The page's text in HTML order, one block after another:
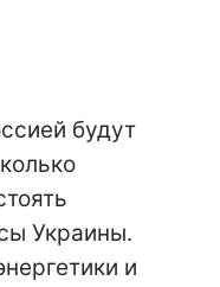
будут
Украины.
и